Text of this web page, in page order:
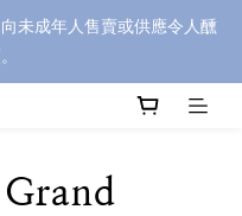
未成年人售賣或供應令人醺